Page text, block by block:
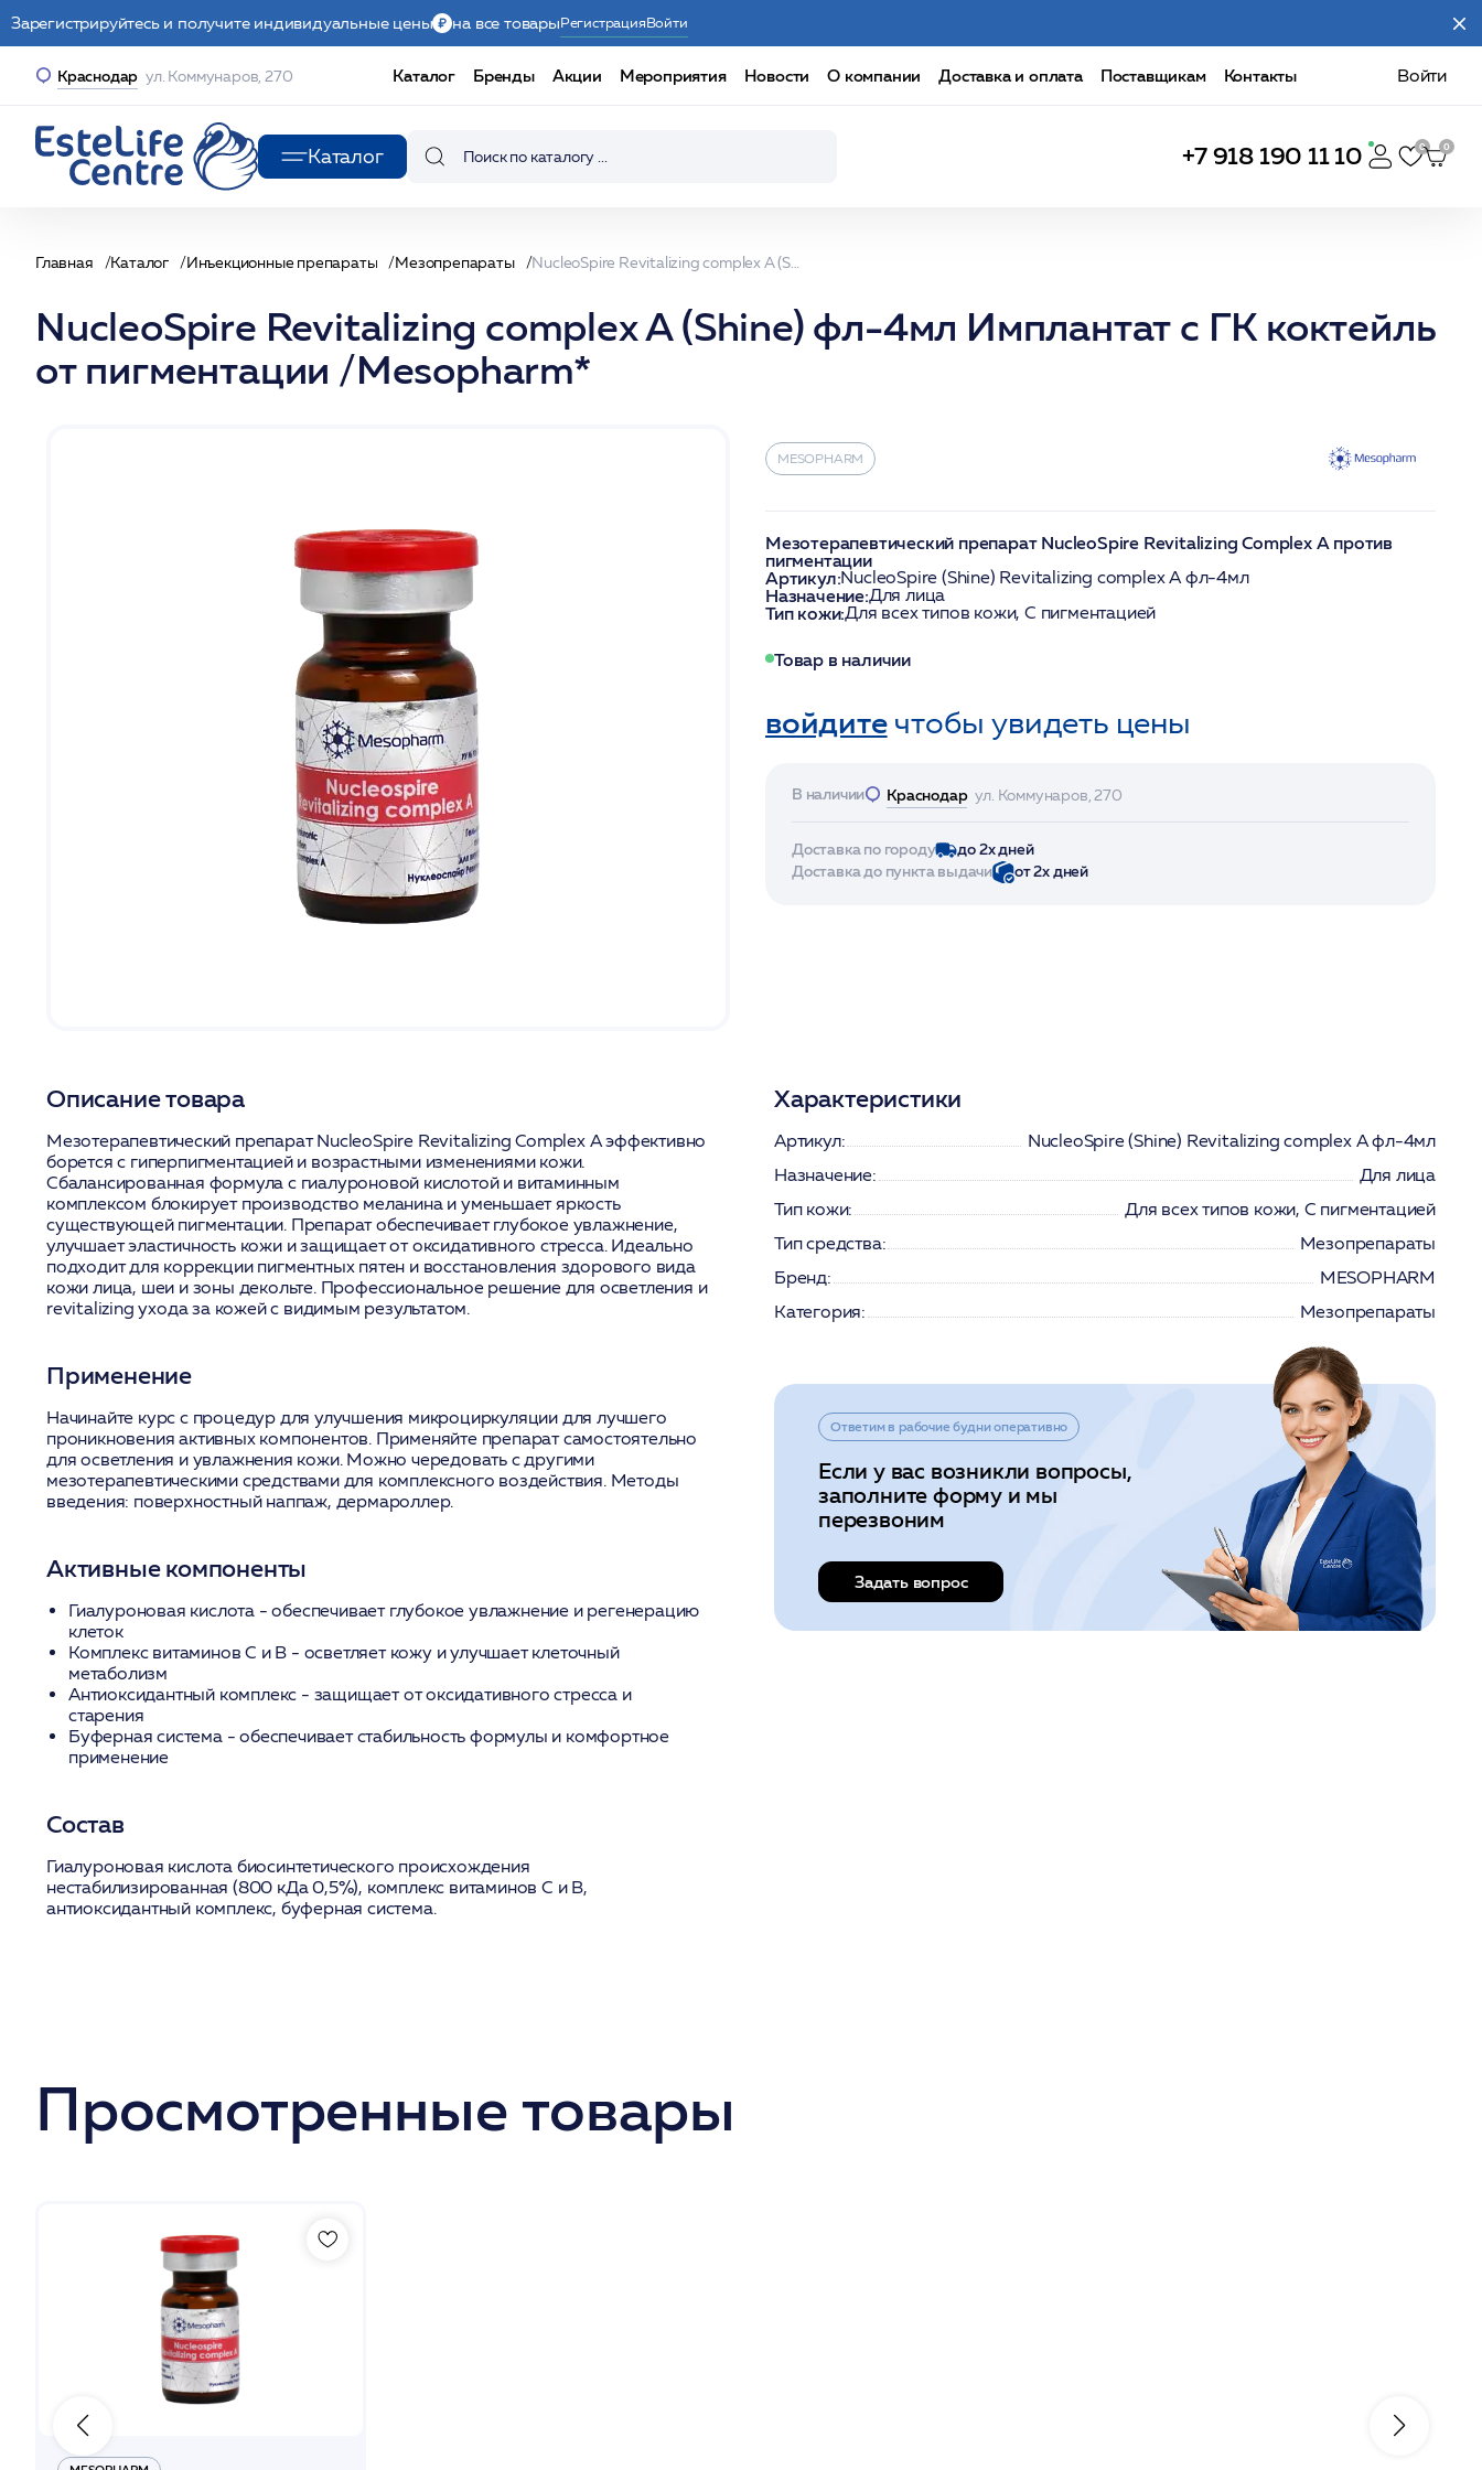
Зарегистрируйтесь и получите индивидуальные цены на все товарыРегистрацияВойти
Краснодар ул. Коммунаров, 270 Каталог Бренды Акции Мероприятия Новости О компании Доставка и оплата Поставщикам Контакты Войти
Каталог +7 918 190 11 10
Главная Каталог Инъекционные препараты Мезопрепараты
NucleoSpire Revitalizing complex A (Shine) фл-4мл Имплантат с ГК коктейль
от пигментации /Mesopharm*
MESOPHARM
Мезотерапевтический препарат NucleoSpire Revitalizing Complex A против
пигментации
Артикул:NucleoSpire (Shine) Revitalizing complex A фл-4мл
Назначение:Для лица
Тип кожи:Для всех типов кожи, С пигментацией
Товар в наличии
войдитечтобы увидеть цены
В наличии Краснодар ул. Коммунаров, 270
Доставка по городу
до 2х дней
Доставка до пункта выдачи
от 2х дней
Описание товара
Мезотерапевтический препарат NucleoSpire Revitalizing Complex A эффективно
борется с гиперпигментацией и возрастными изменениями кожи.
Сбалансированная формула с гиалуроновой кислотой и витаминным
комплексом блокирует производство меланина и уменьшает яркость
существующей пигментации. Препарат обеспечивает глубокое увлажнение,
улучшает эластичность кожи и защищает от оксидативного стресса. Идеально
подходит для коррекции пигментных пятен и восстановления здорового вида
кожи лица, шеи и зоны декольте. Профессиональное решение для осветления и
revitalizing ухода за кожей с видимым результатом.
Применение
Начинайте курс с процедур для улучшения микроциркуляции для лучшего
проникновения активных компонентов. Применяйте препарат самостоятельно
для осветления и увлажнения кожи. Можно чередовать с другими
мезотерапевтическими средствами для комплексного воздействия. Методы
введения: поверхностный наппаж, дермароллер.
Активные компоненты
Гиалуроновая кислота - обеспечивает глубокое увлажнение и регенерацию
клеток
Комплекс витаминов С и В - осветляет кожу и улучшает клеточный
метаболизм
Антиоксидантный комплекс - защищает от оксидативного стресса и
старения
Буферная система- обеспечивает стабильность формулы и комфортное
применение
Состав
Гиалуроновая кислота биосинтетического происхождения
нестабилизированная (800 кДа 0,5%), комплекс витаминов С и В,
антиоксидантный комплекс, буферная система.
Характеристики
Артикул:
NucleoSpire (Shine) Revitalizing complex A фл-4мл
Назначение:
Для лица
Тип кожи:
Для всех типов кожи, С пигментацией
Тип средства:
Мезопрепараты
Бренд:
MESOPHARM
Категория:
Мезопрепараты
Ответим в рабочие будни оперативно
Если у вас возникли вопросы,
заполните форму и мы
перезвоним
Задать вопрос
Просмотренные товары